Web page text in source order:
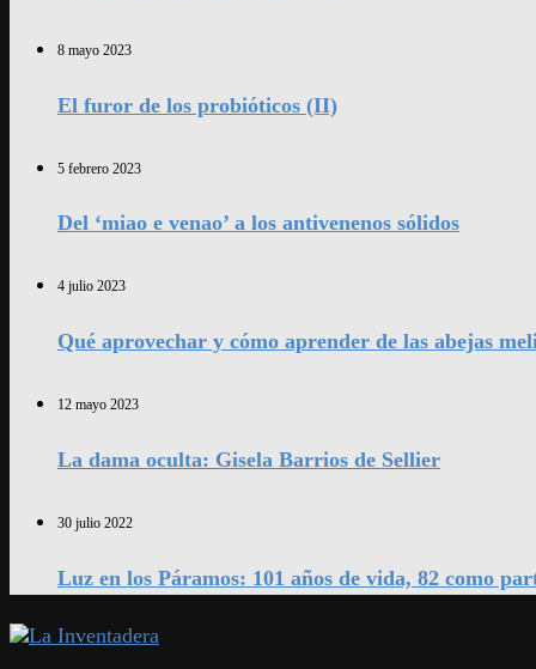
8 mayo 2023
El furor de los probióticos (II)
5 febrero 2023
Del ‘miao e venao’ a los antivenenos sólidos
4 julio 2023
Qué aprovechar y cómo aprender de las abejas
12 mayo 2023
La dama oculta: Gisela Barrios de Sellier
30 julio 2022
Luz en los Páramos: 101 años de vida, 82 como